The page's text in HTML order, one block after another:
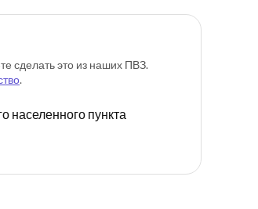
сделать это из наших ПВЗ.
.
населенного пункта